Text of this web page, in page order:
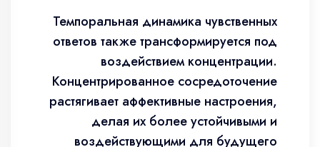
Темпоральная динамика чувственных
ответов также трансформируется под
воздействием концентрации.
Концентрированное сосредоточение
растягивает аффективные настроения,
делая их более устойчивыми и
воздействующими для будущего